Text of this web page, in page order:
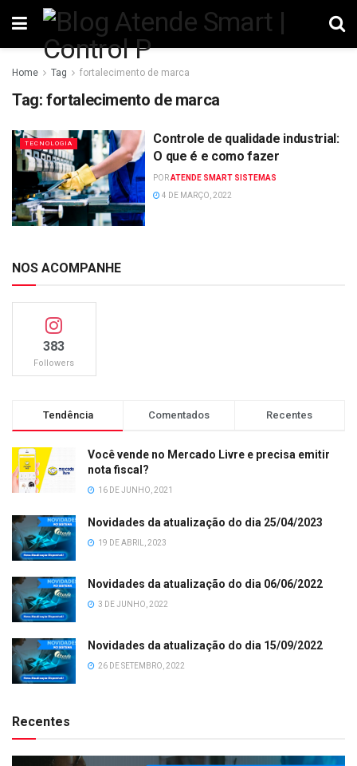
Home Tag fortalecimento de marca
Tag: fortalecimento de marca
TECNOLOGIA
Controle de qualidade industrial:
O que é e como fazer
PORATENDE SMART SISTEMAS
4 DE MARÇO, 2022
NOS ACOMPANHE
383
Followers
Tendência Comentados Recentes
Você vende no Mercado Livre e precisa emitir
nota fiscal?
16 DE JUNHO, 2021
Novidades da atualização do dia 25/04/2023
19 DE ABRIL, 2023
Novidades da atualização do dia 06/06/2022
3 DE JUNHO, 2022
Novidades da atualização do dia 15/09/2022
26 DE SETEMBRO, 2022
Recentes